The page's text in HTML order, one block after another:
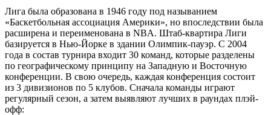
Лига была образована в 1946 году под называнием
«Баскетбольная ассоциация Америки», но впоследствии была
расширена и переименована в NBA. Штаб-квартира Лиги
базируется в Нью-Йорке в здании Олимпик-пауэр. С 2004
года в состав турнира входит 30 команд, которые разделены
по географическому принципу на Западную и Восточную
конференции. В свою очередь, каждая конференция состоит
из 3 дивизионов по 5 клубов. Сначала команды играют
регулярный сезон, а затем выявляют лучших в раундах плэй-
офф: